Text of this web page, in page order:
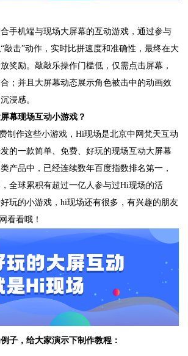
手机端与现场大屏幕的互动游戏，通过参与
敲击”动作，实时比拼速度和准确性，最终在大
奖励。敲敲乐操作门槛低，仅需点击屏幕，
；并且大屏幕动态展示角色被击中的动画效
浸感。
幕现场互动小游戏？
制作这些小游戏，Hi现场是北京中网梵天互动
的一款简单、免费、好玩的现场互动大屏幕
产品中，已经连续数年百度指数排名第一，
全球累积有超过一亿人参与过Hi现场的活
玩的小游戏，hi现场还有很多，有兴趣的朋友
看看哦！
子，给大家演示下制作教程：